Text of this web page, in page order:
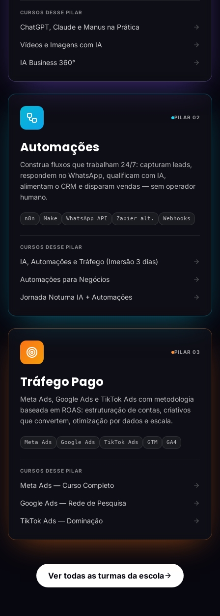
CURSOS DESSE PILAR
ChatGPT, Claude e Manus na Prática
Vídeos e Imagens com IA
IA Business 360°
PILAR 02
Automações
Construa fluxos que trabalham 24/7: capturam leads,
respondem no WhatsApp, qualificam com IA,
alimentam o CRM e disparam vendas — sem operador
humano.
n8n Make WhatsApp API Zapier alt. Webhooks
CURSOS DESSE PILAR
IA, Automações e Tráfego (Imersão 3 dias)
Automações para Negócios
Jornada Noturna IA + Automações
PILAR 03
Tráfego Pago
Meta Ads, Google Ads e TikTok Ads com metodologia
baseada em ROAS: estruturação de contas, criativos
que convertem, otimização por dados e escala.
Meta Ads Google Ads TikTok Ads GTM GA4
CURSOS DESSE PILAR
Meta Ads — Curso Completo
Google Ads — Rede de Pesquisa
TikTok Ads — Dominação
Ver todas as turmas da escola